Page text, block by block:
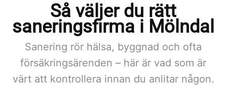
Så väljer du rätt
saneringsfirma i Mölndal
Sanering rör hälsa, byggnad och ofta
försäkringsärenden – här är vad som är
värt att kontrollera innan du anlitar någon.